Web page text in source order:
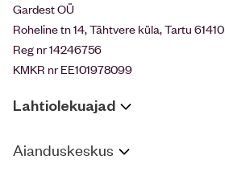
Gardest OÜ
Roheline tn 14, Tähtvere küla, Tartu 61410
Reg nr 14246756
KMKR nr EE101978099
Lahtiolekuajad
Aianduskeskus